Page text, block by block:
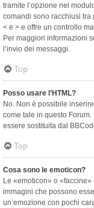
tramite l’opzione nel
comandi sono racchiusi tra
< e > e offre un controllo
Per maggiori informazioni
l’invio dei messaggi.
Top
Posso usare l’HTML?
No. Non è possibile
come tale in questo
essere sostituita dal
Top
Cosa sono le emoticon?
Le «emoticon» o
immagini che possono
un’emozione con pochi